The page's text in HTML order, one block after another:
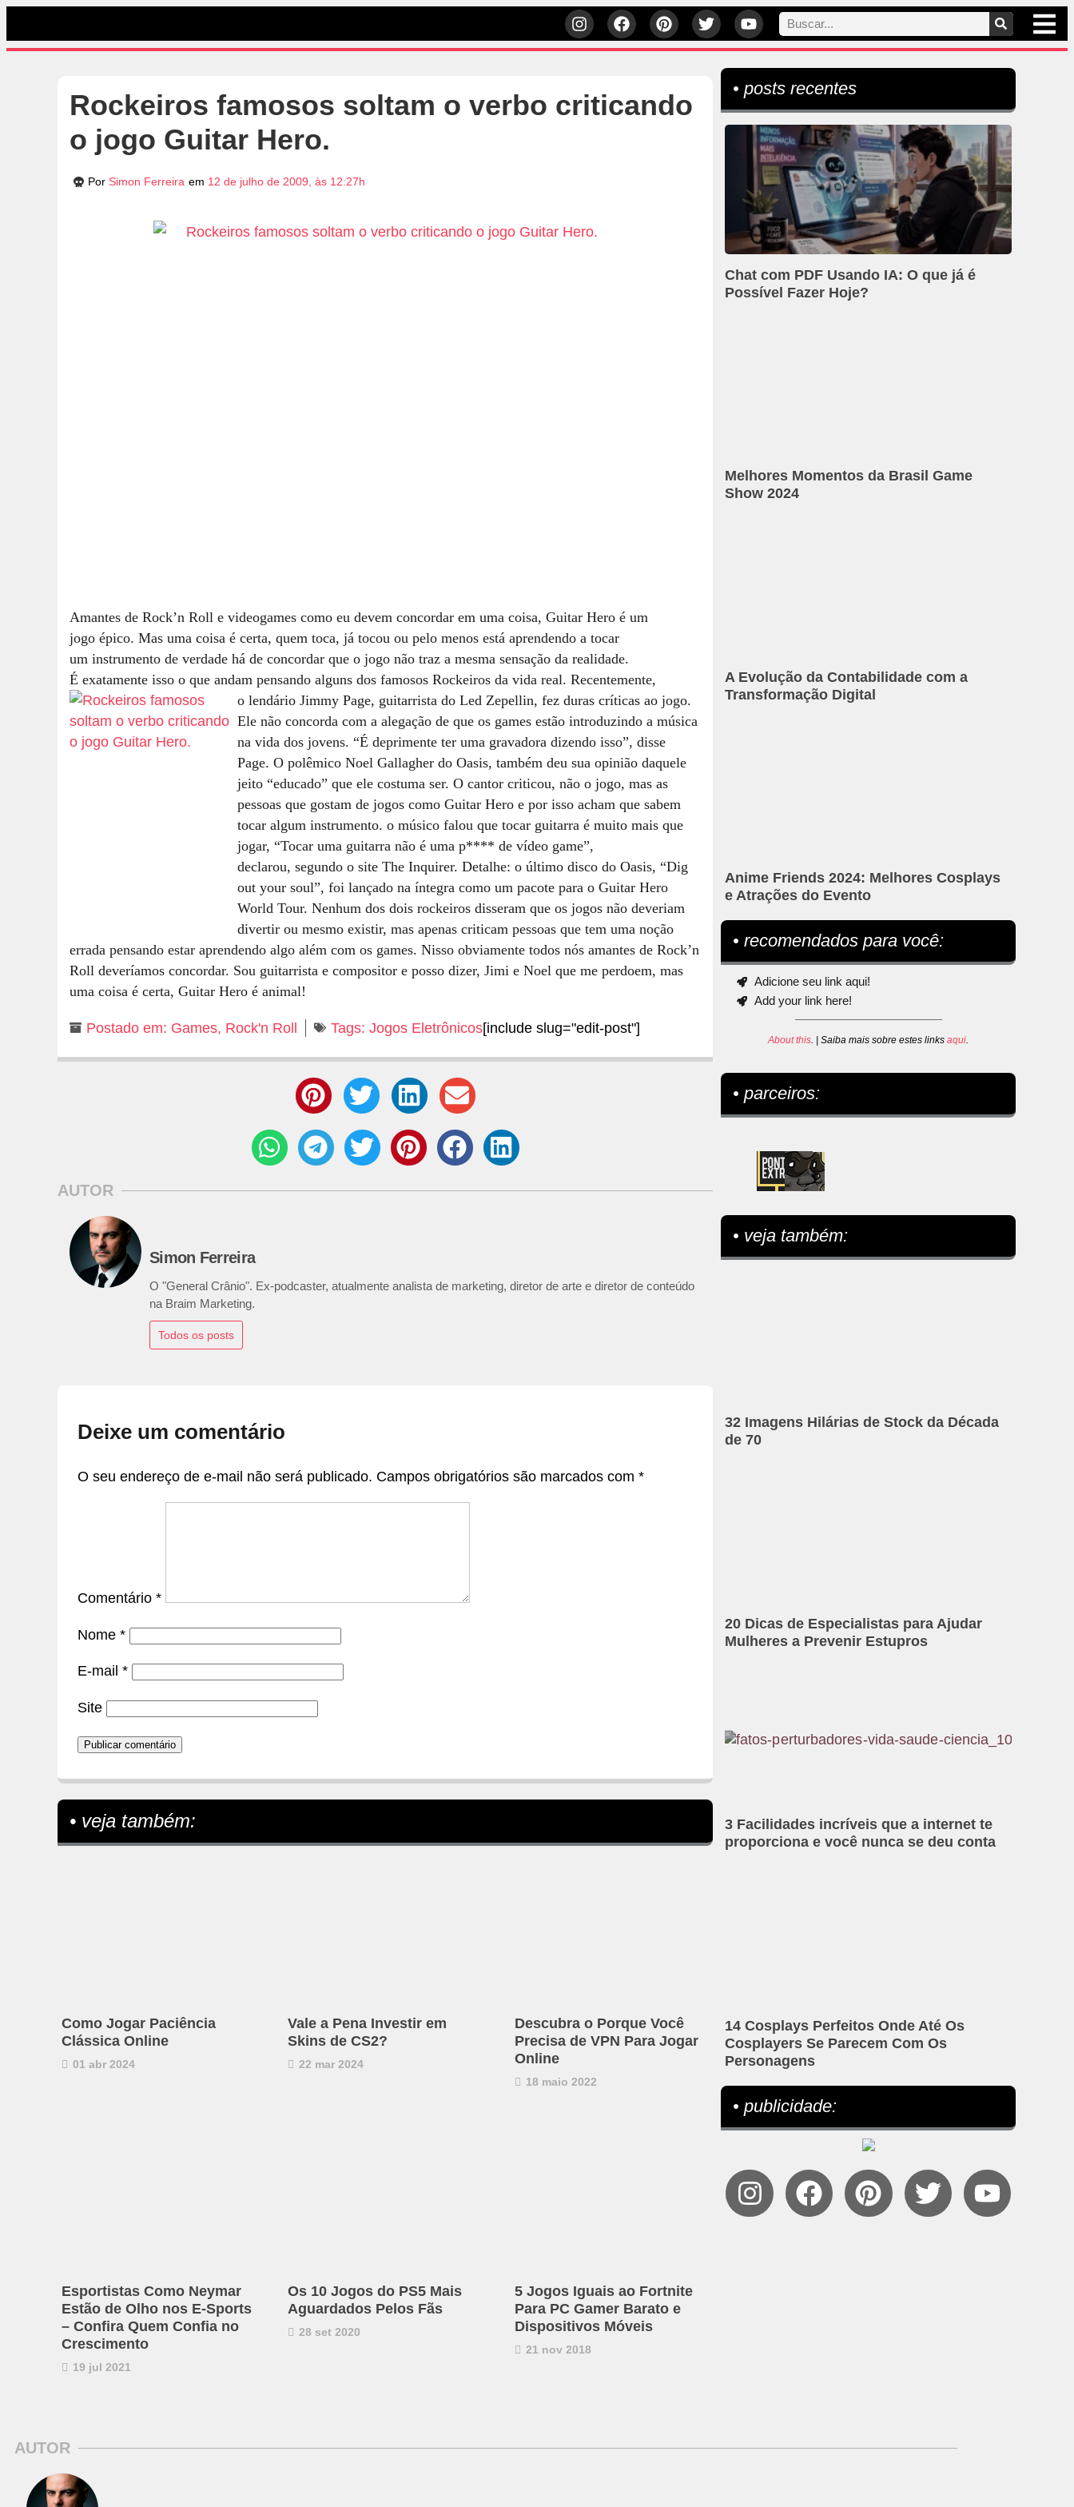
Rockeiros famosos soltam o verbo criticando
o jogo Guitar Hero.
Por Simon Ferreira em 12 de julho de 2009, às 12:27h
Amantes de Rock’n Roll e videogames como eu devem concordar em uma coisa, Guitar Hero é um
jogo épico. Mas uma coisa é certa, quem toca, já tocou ou pelo menos está aprendendo a tocar
um instrumento de verdade há de concordar que o jogo não traz a mesma sensação da realidade.
É exatamente isso o que andam pensando alguns dos famosos Rockeiros da vida real. Recentemente,
o lendário Jimmy Page, guitarrista do Led Zepellin, fez duras críticas ao jogo.
Ele não concorda com a alegação de que os games estão introduzindo a música
na vida dos jovens. “É deprimente ter uma gravadora dizendo isso”, disse
Page. O polêmico Noel Gallagher do Oasis, também deu sua opinião daquele
jeito “educado” que ele costuma ser. O cantor criticou, não o jogo, mas as
pessoas que gostam de jogos como Guitar Hero e por isso acham que sabem
tocar algum instrumento. o músico falou que tocar guitarra é muito mais que
jogar, “Tocar uma guitarra não é uma p**** de vídeo game”,
declarou, segundo o site The Inquirer. Detalhe: o último disco do Oasis, “Dig
out your soul”, foi lançado na íntegra como um pacote para o Guitar Hero
World Tour. Nenhum dos dois rockeiros disseram que os jogos não deveriam
divertir ou mesmo existir, mas apenas criticam pessoas que tem uma noção
errada pensando estar aprendendo algo além com os games. Nisso obviamente todos nós amantes de Rock’n
Roll deveríamos concordar. Sou guitarrista e compositor e posso dizer, Jimi e Noel que me perdoem, mas
uma coisa é certa, Guitar Hero é animal!
Postado em: Games, Rock'n Roll Tags: Jogos Eletrônicos[include slug="edit-post"]
AUTOR
Simon Ferreira
O "General Crânio". Ex-podcaster, atualmente analista de marketing, diretor de arte e diretor de conteúdo
na Braim Marketing.
Todos os posts
Deixe um comentário
O seu endereço de e-mail não será publicado. Campos obrigatórios são marcados com *
Comentário *
Nome *
E-mail *
Site
• veja também:
Como Jogar Paciência
Clássica Online
01 abr 2024
Vale a Pena Investir em
Skins de CS2?
22 mar 2024
Descubra o Porque Você
Precisa de VPN Para Jogar
Online
18 maio 2022
Esportistas Como Neymar
Estão de Olho nos E-Sports
– Confira Quem Confia no
Crescimento
19 jul 2021
Os 10 Jogos do PS5 Mais
Aguardados Pelos Fãs
28 set 2020
5 Jogos Iguais ao Fortnite
Para PC Gamer Barato e
Dispositivos Móveis
21 nov 2018
• posts recentes
Chat com PDF Usando IA: O que já é
Possível Fazer Hoje?
Melhores Momentos da Brasil Game
Show 2024
A Evolução da Contabilidade com a
Transformação Digital
Anime Friends 2024: Melhores Cosplays
e Atrações do Evento
• recomendados para você:
Adicione seu link aqui!
Add your link here!
About this. | Saiba mais sobre estes linksaqui.
• parceiros:
• veja também:
32 Imagens Hilárias de Stock da Década
de 70
20 Dicas de Especialistas para Ajudar
Mulheres a Prevenir Estupros
3 Facilidades incríveis que a internet te
proporciona e você nunca se deu conta
14 Cosplays Perfeitos Onde Até Os
Cosplayers Se Parecem Com Os
Personagens
• publicidade:
AUTOR